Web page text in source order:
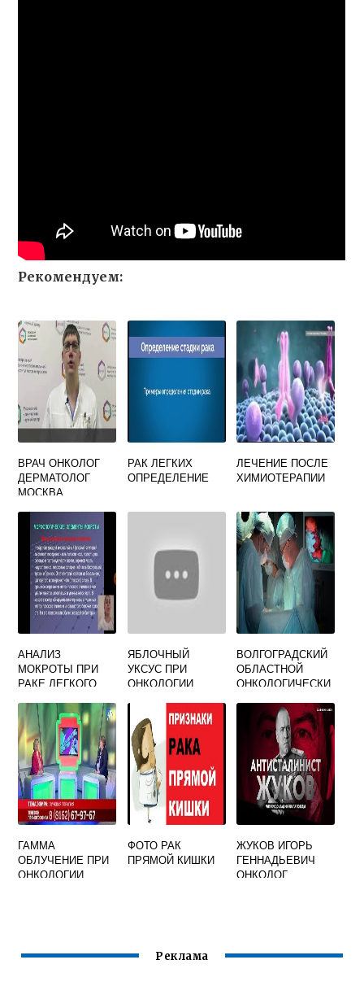
Рекомендуем:
ВРАЧ ОНКОЛОГ
ДЕРМАТОЛОГ
МОСКВА
РАК ЛЕГКИХ
ОПРЕДЕЛЕНИЕ
ЛЕЧЕНИЕ ПОСЛЕ
ХИМИОТЕРАПИИ
АНАЛИЗ
МОКРОТЫ ПРИ
РАКЕ ЛЕГКОГО
ЯБЛОЧНЫЙ
УКСУС ПРИ
ОНКОЛОГИИ
ВОЛГОГРАДСКИЙ
ОБЛАСТНОЙ
ОНКОЛОГИЧЕСКИ
ОФИЦИАЛЬНЫЙ
САЙТ
ГАММА
ОБЛУЧЕНИЕ ПРИ
ОНКОЛОГИИ
ФОТО РАК
ПРЯМОЙ КИШКИ
ЖУКОВ ИГОРЬ
ГЕННАДЬЕВИЧ
ОНКОЛОГ
Реклама